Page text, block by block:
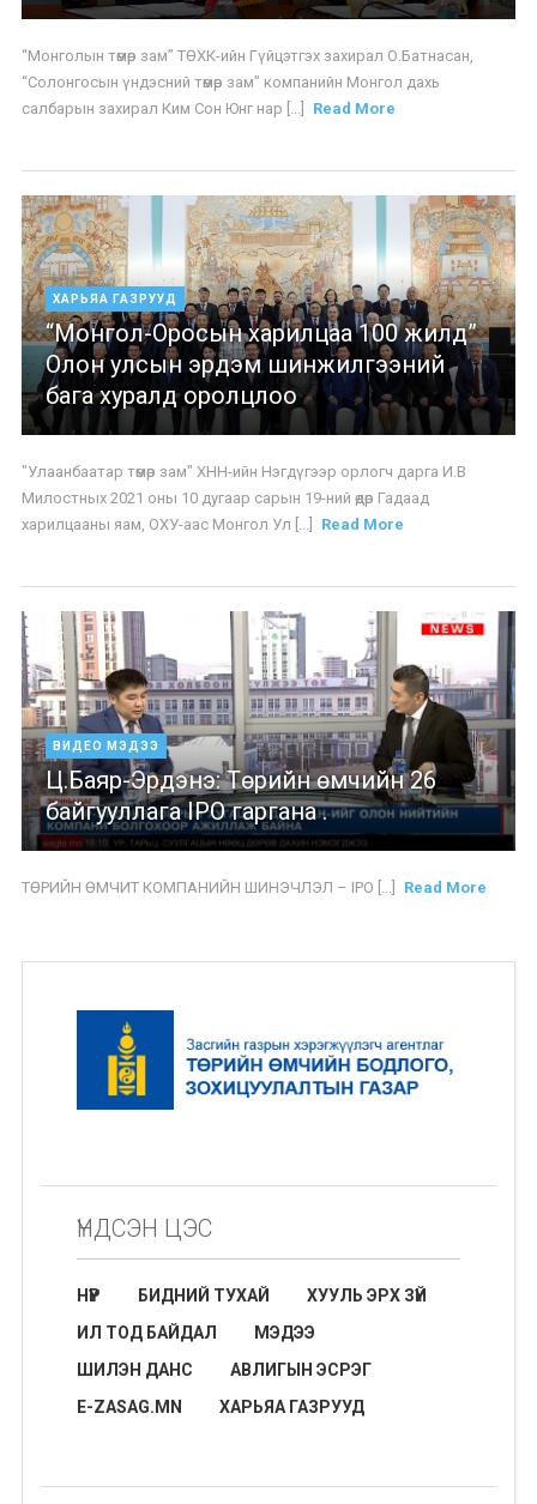
“Монголын төмөр зам” ТӨХК-ийн Гүйцэтгэх захирал О.Батнасан,
“Солонгосын үндэсний төмөр зам” компанийн Монгол дахь
салбарын захирал Ким Сон Юнг нар [...]
Read More
ХАРЬЯА ГАЗРУУД
“Монгол-Оросын харилцаа 100 жилд”
Олон улсын эрдэм шинжилгээний
бага хуралд оролцлоо
"Улаанбаатар төмөр зам" ХНН-ийн Нэгдүгээр орлогч дарга И.В
Милостных 2021 оны 10 дугаар сарын 19-ний өдөр Гадаад
харилцааны яам, ОХУ-аас Монгол Ул [...]
Read More
ВИДЕО МЭДЭЭ
Ц.Баяр-Эрдэнэ: Төрийн өмчийн 26
байгууллага IPO гаргана .
ТӨРИЙН ӨМЧИТ КОМПАНИЙН ШИНЭЧЛЭЛ – IPO [...] Read More
ҮНДСЭН ЦЭС
НҮҮР БИДНИЙ ТУХАЙ
ХУУЛЬ ЭРХ ЗҮЙ
ИЛ ТОД БАЙДАЛ
МЭДЭЭ
ШИЛЭН ДАНС
АВЛИГЫН ЭСРЭГ
E-ZASAG.MN
ХАРЬЯА ГАЗРУУД